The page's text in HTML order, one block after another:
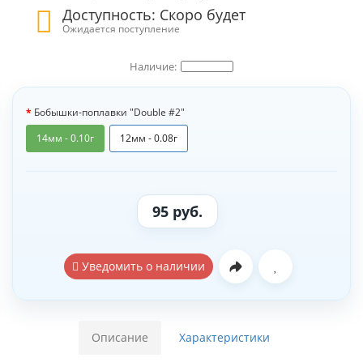
Доступность: Скоро будет
Ожидается поступление
Бобышки-поплавки "Double #2"
14мм - 0.10г
12мм - 0.08г
95 руб.
Уведомить о наличии
Описание Характеристики